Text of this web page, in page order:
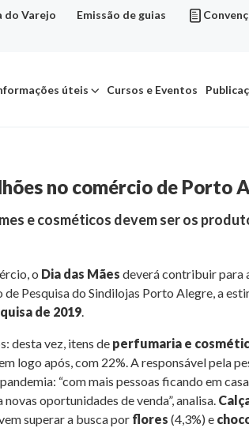
do Varejo Emissão de guias
úteis Cursos e Eventos
no comércio de Porto
e cosméticos devem ser os
o Dia das Mães deverá contribuir para
Pesquisa do Sindilojas Porto Alegre, a
de 2019.
desta vez, itens de perfumaria e
logo após, com 22%. A responsável pela
“com mais pessoas ficando em
oportunidades de venda”, analisa.
superar a busca por flores (4,3%) e